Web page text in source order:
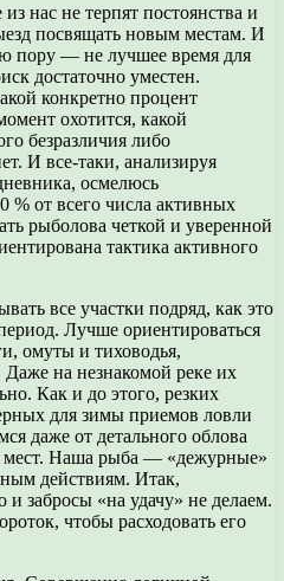
нас не терпят постоянства и
посвящать новым местам. И
пору — не лучшее время для
достаточно уместен.
конкретно процент
охотится, какой
безразличия либо
И все-таки, анализируя
осмелюсь
% от всего числа активных
рыболова четкой и уверенной
тактика активного
все участки подряд, как это
Лучше ориентироваться
омуты и тиховодья,
на незнакомой реке их
Как и до этого, резких
для зимы приемов ловли
даже от детального облова
Наша рыба — «дежурные»
действиям. Итак,
забросы «на удачу» не делаем.
чтобы расходовать его